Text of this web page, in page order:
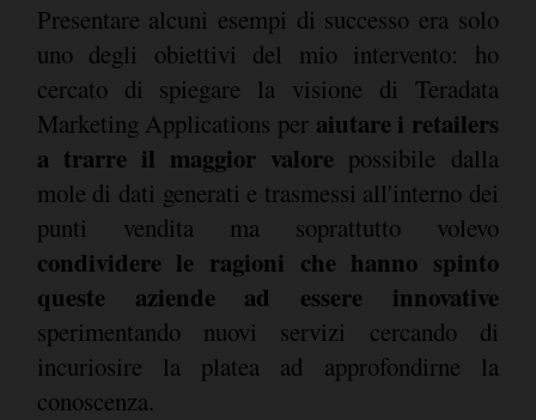
Presentare alcuni esempi di successo era solo
uno degli obiettivi del mio intervento: ho
cercato di spiegare la visione di Teradata
Marketing Applications per aiutare i retailers
a trarre il maggior valore possibile dalla
mole di dati generati e trasmessi all'interno dei
punti vendita ma soprattutto volevo
condividere le ragioni che hanno spinto
queste aziende ad essere innovative
sperimentando nuovi servizi cercando di
incuriosire la platea ad approfondirne la
conoscenza.